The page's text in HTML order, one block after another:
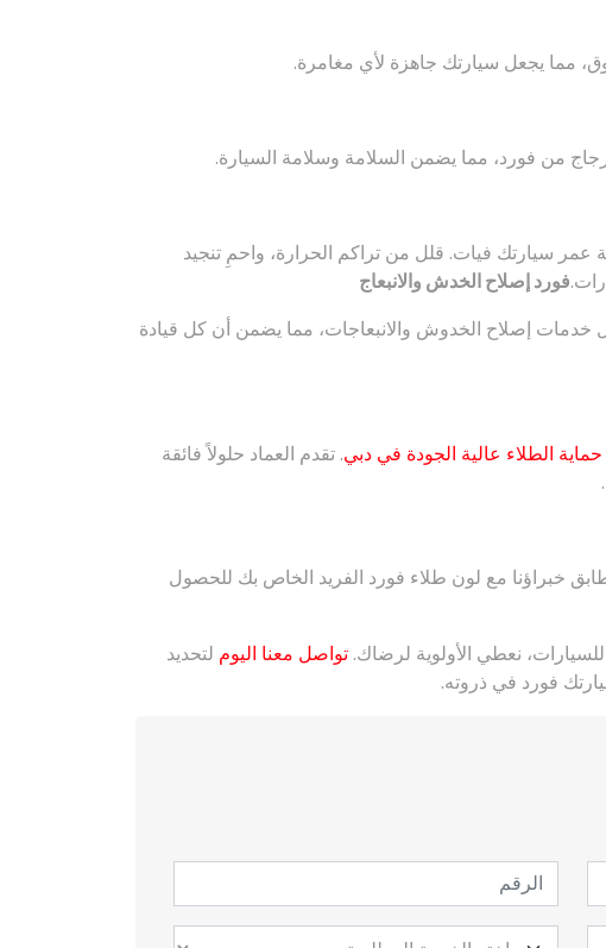
مما يجعل سيارتك جاهزة لأي مغامرة.
من فورد، مما يضمن السلامة وسلامة السيارة.
عمر سيارتك فيات. قلل من تراكم الحرارة، واحمِ تنجيد
فورد إصلاح الخدش والانبعاج
إصلاح الخدوش والانبعاجات، مما يضمن أن كل قيادة
حماية الطلاء عالية الجودة في دبي. تقدم العماد حلولاً فائقة
خبراؤنا مع لون طلاء فورد الفريد الخاص بك للحصول
نعطي الأولوية لرضاك. تواصل معنا اليوم لتحديد
فورد في ذروته.